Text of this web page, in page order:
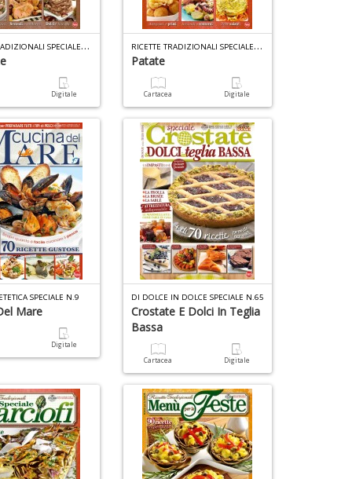
R
ICETTE TRADIZIONALI SPECIALE N.4
Digitale
R
ICETTE TRADIZIONALI SPECIALE N.3
Patate
Cartacea Digitale
SPECIALE N.9
Mare
Digitale
DI DOLCE IN DOLCE SPECIALE N.65
Crostate E Dolci In Teglia
Bassa
Cartacea Digitale